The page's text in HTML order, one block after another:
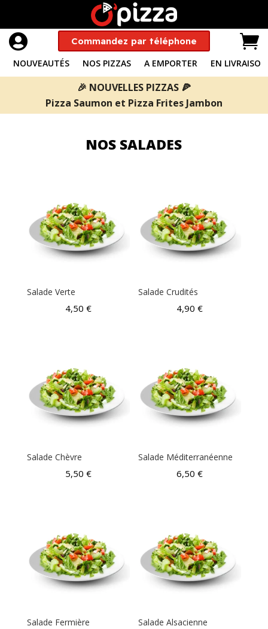
 Commandez par téléphone 
NOUVEAUTÉS NOS PIZZAS A EMPORTER EN LIVRAISON
🎉 NOUVELLES PIZZAS 🍕
Pizza Saumon et Pizza Frites Jambon
NOS SALADES
Salade Verte
4,50 €
Salade Crudités
4,90€
Salade Chèvre
5,50 €
Salade Méditerranéenne
6,50€
Salade Fermière Salade Alsacienne